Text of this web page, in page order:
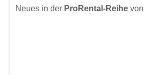
Neues in der ProRental-Reihe von